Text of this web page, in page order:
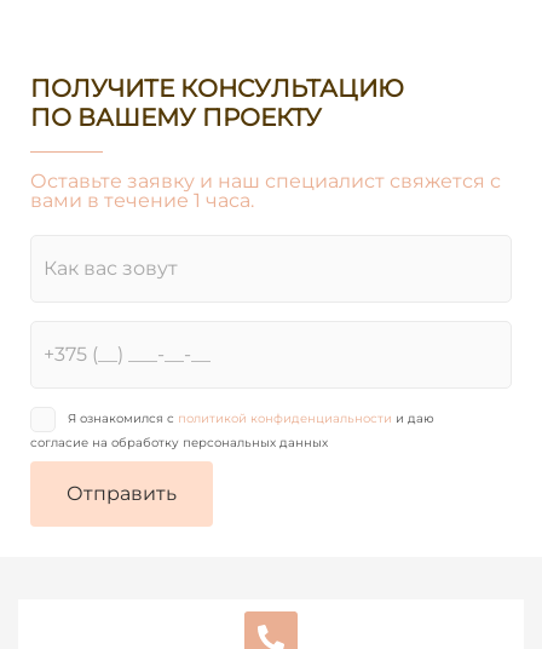
ПОЛУЧИТЕ КОНСУЛЬТАЦИЮ
ПО ВАШЕМУ ПРОЕКТУ
Оставьте заявку и наш специалист свяжется с
вами в течение 1 часа.
Я ознакомился с политикой конфиденциальности и даю
согласие на обработку персональных данных